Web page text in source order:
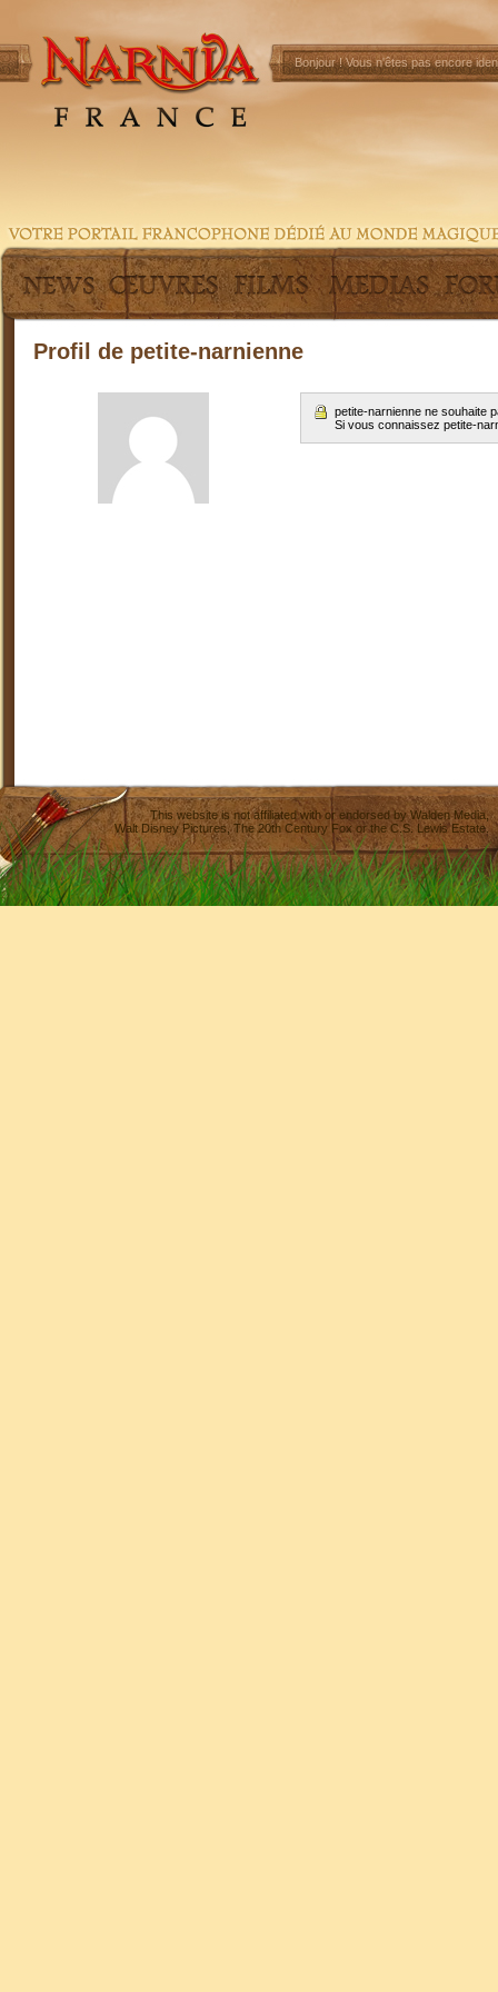
Bonjour !Vous n'êtes pas encore
Profil de petite-narnienne
petite-narnienne ne souhaite
Si vous connaissez petite-
This website is not affiliated with or endorsed byWalden Media
Walt Disney Pictures,The 20th Century Fox or the C.S. Lewis Estate.